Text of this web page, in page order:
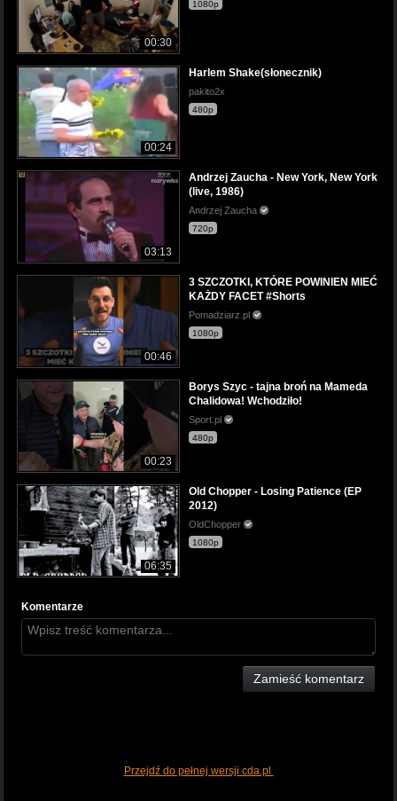
00:30
1080p
00:24
Harlem Shake(słonecznik)
pakito2x
480p
03:13
Andrzej Zaucha - New York, New York
(live, 1986)
Andrzej Zaucha
720p
00:46
3 SZCZOTKI, KTÓRE POWINIEN MIEĆ
KAŻDY FACET #Shorts
Pomadziarz.pl
1080p
00:23
Borys Szyc - tajna broń na Mameda
Chalidowa! Wchodziło!
Sport.pl
480p
06:35
Old Chopper - Losing Patience (EP
2012)
OldChopper
1080p
Komentarze
Zamieść komentarz
Przejdź do pełnej wersji cda.pl